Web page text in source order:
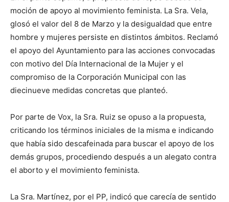
moción de apoyo al movimiento feminista. La Sra. Vela,
glosó el valor del 8 de Marzo y la desigualdad que entre
hombre y mujeres persiste en distintos ámbitos. Reclamó
el apoyo del Ayuntamiento para las acciones convocadas
con motivo del Día Internacional de la Mujer y el
compromiso de la Corporación Municipal con las
diecinueve medidas concretas que planteó.
Por parte de Vox, la Sra. Ruiz se opuso a la propuesta,
criticando los términos iniciales de la misma e indicando
que había sido descafeinada para buscar el apoyo de los
demás grupos, procediendo después a un alegato contra
el aborto y el movimiento feminista.
La Sra. Martínez, por el PP, indicó que carecía de sentido